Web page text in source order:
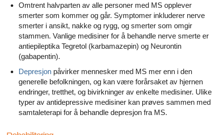
Omtrent halvparten av alle personer med MS opplever
smerter som kommer og går. Symptomer inkluderer nerve
smerter i ansikt, nakke og rygg, og smerter som omgir
stammen. Vanlige medisiner for å behandle nerve smerte er
antiepileptika Tegretol (karbamazepin) og Neurontin
(gabapentin).
Depresjon påvirker mennesker med MS mer enn i den
generelle befolkningen, og kan være forårsaket av hjernen
endringer, tretthet, og bivirkninger av enkelte medisiner. Ulike
typer av antidepressive medisiner kan prøves sammen med
samtaleterapi for å behandle depresjon fra MS.